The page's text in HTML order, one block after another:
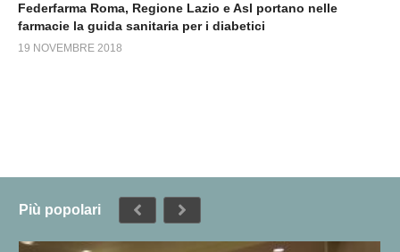
Federfarma Roma, Regione Lazio e Asl portano nelle
farmacie la guida sanitaria per i diabetici
19 NOVEMBRE 2018
Più popolari